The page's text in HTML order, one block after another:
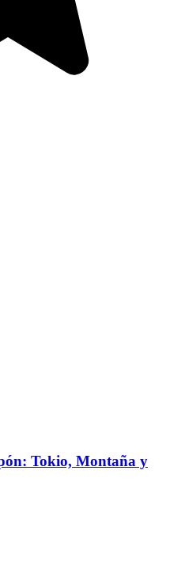
Tokio, Montaña y